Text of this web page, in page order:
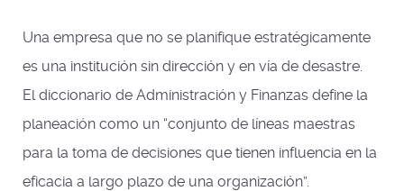
Una empresa que no se planifique estratégicamente
es una institución sin dirección y en vía de desastre.
El diccionario de Administración y Finanzas define la
planeación como un “conjunto de líneas maestras
para la toma de decisiones que tienen influencia en la
eficacia a largo plazo de una organización”.